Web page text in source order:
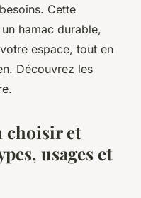
Cette
hamac durable,
espace, tout en
Découvrez les
choisir et
usages et